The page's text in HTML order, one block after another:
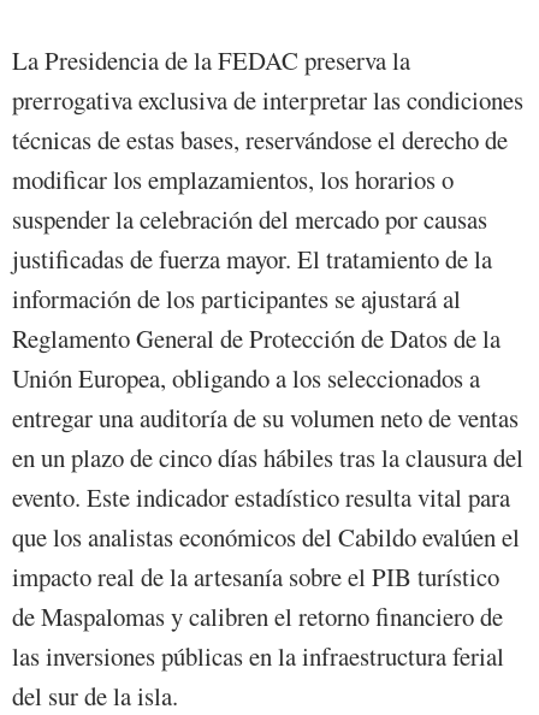
La Presidencia de la FEDAC preserva la
prerrogativa exclusiva de interpretar las condiciones
técnicas de estas bases, reservándose el derecho de
modificar los emplazamientos, los horarios o
suspender la celebración del mercado por causas
justificadas de fuerza mayor. El tratamiento de la
información de los participantes se ajustará al
Reglamento General de Protección de Datos de la
Unión Europea, obligando a los seleccionados a
entregar una auditoría de su volumen neto de ventas
en un plazo de cinco días hábiles tras la clausura del
evento. Este indicador estadístico resulta vital para
que los analistas económicos del Cabildo evalúen el
impacto real de la artesanía sobre el PIB turístico
de Maspalomas y calibren el retorno financiero de
las inversiones públicas en la infraestructura ferial
del sur de la isla.